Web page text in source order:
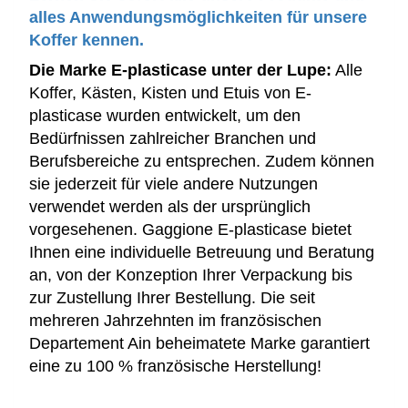
alles Anwendungsmöglichkeiten für unsere
Koffer kennen.
Die Marke E-plasticase unter der Lupe: Alle
Koffer, Kästen, Kisten und Etuis von E-
plasticase wurden entwickelt, um den
Bedürfnissen zahlreicher Branchen und
Berufsbereiche zu entsprechen. Zudem können
sie jederzeit für viele andere Nutzungen
verwendet werden als der ursprünglich
vorgesehenen. Gaggione E-plasticase bietet
Ihnen eine individuelle Betreuung und Beratung
an, von der Konzeption Ihrer Verpackung bis
zur Zustellung Ihrer Bestellung. Die seit
mehreren Jahrzehnten im französischen
Departement Ain beheimatete Marke garantiert
eine zu 100 % französische Herstellung!